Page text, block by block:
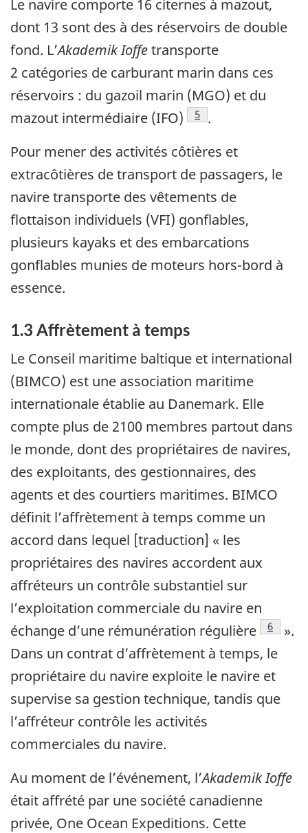
Le navire comporte 16 citernes à mazout,
dont 13 sont des à des réservoirs de double
fond. L’Akademik Ioffetransporte
2 catégories de carburant marin dans ces
réservoirs : du gazoil marin (MGO) et du
mazout intermédiaire (IFO)
Note de bas de page
5 .
Pour mener des activités côtières et
extracôtières de transport de passagers, le
navire transporte des vêtements de
flottaison individuels (VFI) gonflables,
plusieurs kayaks et des embarcations
gonflables munies de moteurs hors-bord à
essence.
1.3 Affrètement à temps
Le Conseil maritime baltique et international
(BIMCO) est une association maritime
internationale établie au Danemark. Elle
compte plus de 2100 membres partout dans
le monde, dont des propriétaires de navires,
des exploitants, des gestionnaires, des
agents et des courtiers maritimes. BIMCO
définit l’affrètement à temps comme un
accord dans lequel [traduction] « les
propriétaires des navires accordent aux
affréteurs un contrôle substantiel sur
l’exploitation commerciale du navire en
échange d’une rémunération régulière
Note de
6
».
Dans un contrat d’affrètement à temps, le
propriétaire du navire exploite le navire et
supervise sa gestion technique, tandis que
l’affréteur contrôle les activités
commerciales du navire.
Au moment de l’événement, l’Akademik Ioffe
était affrété par une société canadienne
privée, One Ocean Expeditions. Cette